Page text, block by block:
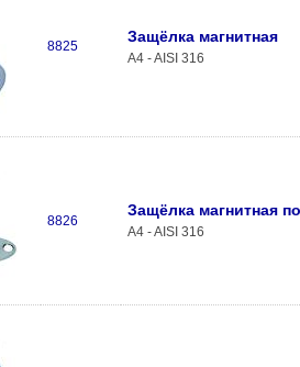
8825
Защёлка магнитная
A4 - AISI 316
8826
Защёлка магнитная
A4 - AISI 316